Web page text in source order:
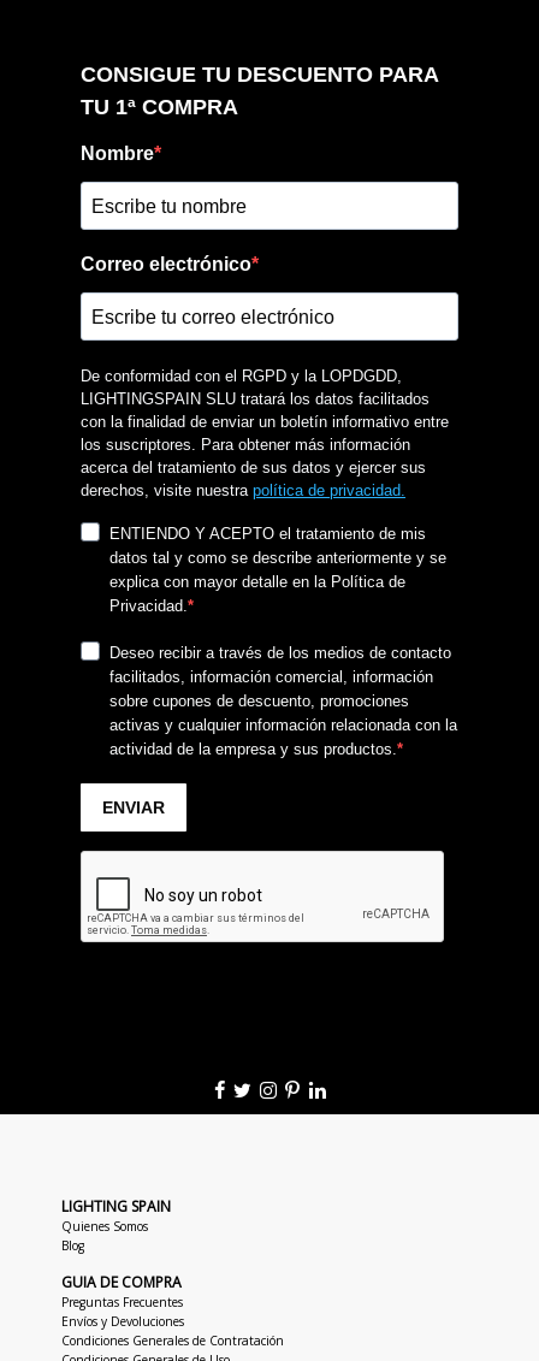
LIGHTING SPAIN
Quienes Somos
Blog
GUIA DE COMPRA
Preguntas Frecuentes
Envíos y Devoluciones
Condiciones Generales de Contratación